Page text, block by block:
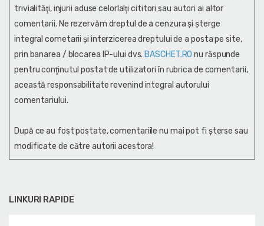
LINKURI RAPIDE
trivialităţi, injurii aduse celorlalţi cititori sau autori ai altor
comentarii. Ne rezervăm dreptul de a cenzura și şterge
integral cometarii și interzicerea dreptului de a posta pe site,
prin banarea / blocarea IP-ului dvs. BASCHET.RO nu răspunde
pentru conţinutul postat de utilizatori în rubrica de comentarii,
această responsabilitate revenind integral autorului
comentariului.
După ce au fost postate, comentariile nu mai pot fi șterse sau
modificate de către autorii acestora!